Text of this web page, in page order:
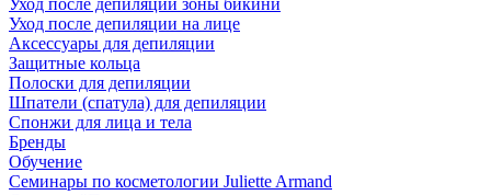
Уход после депиляции зоны бикини
Уход после депиляции на лице
Аксессуары для депиляции
Защитные кольца
Полоски для депиляции
Шпатели (спатула) для депиляции
Спонжи для лица и тела
Бренды
Обучение
Семинары по косметологии Juliette Armand